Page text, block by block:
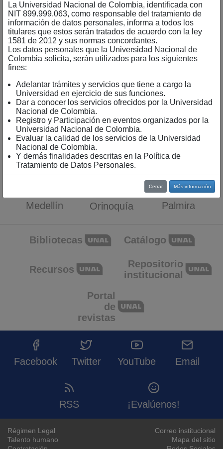
Nivel
nacional
Amazonía Bogotá
Caribe La Paz Manizales
Medellín Orinoquía Palmira
Bibliotecas Catálogo
Recursos
Repositorio
institucional
Portal
de
revistas
Facebook Twitter YouTube Email
RSS ¡Evalúenos!
La Universidad Nacional de Colombia, identificada con
NIT 899.999.063, como responsable del tratamiento de
información de datos personales, informa a todos los
titulares que estos serán tratados de acuerdo con la ley
1581 de 2012 y sus normas concordantes.
Los datos personales que la Universidad Nacional de
Colombia solicita, serán utilizados para los siguientes
fines:
Adelantar trámites y servicios que tiene a cargo la
Universidad en ejercicio de sus funciones.
Dar a conocer los servicios ofrecidos por la Universidad
Nacional de Colombia.
Registro y Participación en eventos organizados por la
Universidad Nacional de Colombia.
Evaluar la calidad de los servicios de la Universidad
Nacional de Colombia.
Y demás finalidades descritas en la Política de
Tratamiento de Datos Personales.
Cerrar Más información
Régimen Legal
Talento humano
Correo institucional
Mapa del sitio